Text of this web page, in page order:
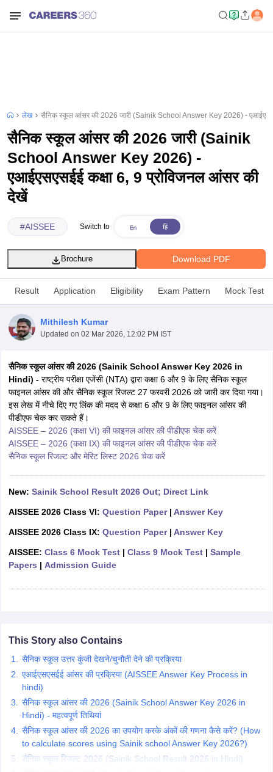
12th Supplementary Result 2026TN 11th Arrear Result 2026
CBSE 10th Second Board Result Marksheet 2026CBSE Second
HS Result 2026CBSE Class 12 Result Link 2026Punjab
CBSE 10th Science Question Paper 2026 Second ExamCBSE 10th
Question Paper 2026
SSLCKarnataka SSLCUK Board 10thGoa Board SSCPSEB 10th
Exam MP Board 12thUK Board 12th Goa Board HSSC
Public School AdmissionsNavyug School Admission
Medium Schools in IndiaGujarati Medium Schools in India
Army Public Schools in India
Class 12 Question PapersHBSE 12th Question Papers
JAC 10th Syllabus Odisha 10th Syllabus
for Class 10
लेख सैनिक स्कूल आंसर की 2026 जारी (Sainik School Answer Key 2026) -
सैनिक स्कूल आंसर की 2026 जारी (Sainik
School Answer Key 2026) -
एआईएसएसईई कक्षा 6, 9 प्रोविजनल आंसर की
देखें
#AISSEE Switch to
Download PDF
Brochure
Result Application Eligibility Exam Pattern Mock Test
Mithilesh Kumar
Updated on 02 Mar 2026, 12:02 PM IST
सैनिक स्कूल आंसर की 2026 (Sainik School Answer Key 2026 in
Hindi) -राष्ट्रीय परीक्षा एजेंसी (NTA) द्वारा कक्षा 6 और 9 के लिए सैनिक स्कूल
फाइनल आंसर की और सैनिक स्कूल रिजल्ट 27 फरवरी 2026 को जारी कर दिया गया।
इस लेख में नीचे दिए गए लिंक की मदद से कक्षा 6 और 9 के लिए फाइनल आंसर की
पीडीएफ चेक कर सकते हैं।
AISSEE – 2026 (कक्षा VI) की फाइनल आंसर की पीडीएफ चेक करें
AISSEE – 2026 (कक्षा IX) की फाइनल आंसर की पीडीएफ चेक करें
सैनिक स्कूल रिजल्ट और मेरिट लिस्ट 2026 चेक करें
New: Sainik School Result 2026 Out; Direct Link
AISSEE 2026 Class VI: Question Paper| Answer Key
AISSEE 2026 Class IX: Question Paper| Answer Key
AISSEE: Class 6 Mock Test| Class 9 Mock Test| Sample
Papers | Admission Guide
This Story also Contains
सैनिक स्कूल उत्तर कुंजी देखने/चुनौती देने की प्रक्रिया
एआईएसएसईई आंसर की प्रक्रिया (AISSEE Answer Key Process in
hindi)
सैनिक स्कूल आंसर की 2026 (Sainik School Answer Key 2026 in
Hindi) - महत्वपूर्ण तिथियां
सैनिक स्कूल आंसर की 2026 का उपयोग करके अंकों की गणना कैसे करें? (How
to calculate scores using Sainik school Answer Key 2026?)
सैनिक स्कूल रिजल्ट 2026 (Sainik School Result 2026 in Hindi)